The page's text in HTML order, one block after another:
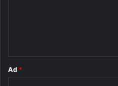
Ad *